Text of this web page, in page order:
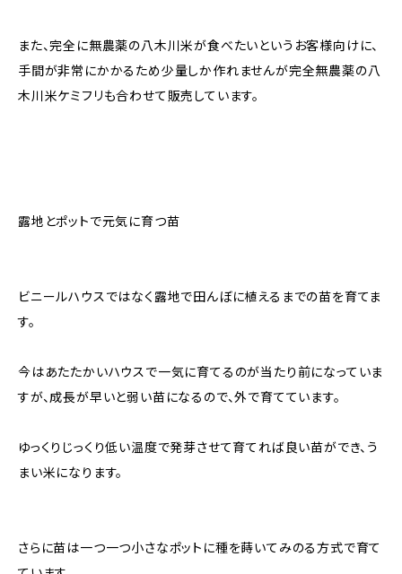
また、完全に無農薬の八木川米が食べたいというお客様向けに、
手間が非常にかかるため少量しか作れませんが完全無農薬の八
木川米ケミフリも合わせて販売しています。
露地とポットで元気に育つ苗
ビニールハウスではなく露地で田んぼに植えるまでの苗を育てま
す。
今はあたたかいハウスで一気に育てるのが当たり前になっていま
すが、成長が早いと弱い苗になるので、外で育てています。
ゆっくりじっくり低い温度で発芽させて育てれば良い苗ができ、う
まい米になります。
さらに苗は一つ一つ小さなポットに種を蒔いてみのる方式で育て